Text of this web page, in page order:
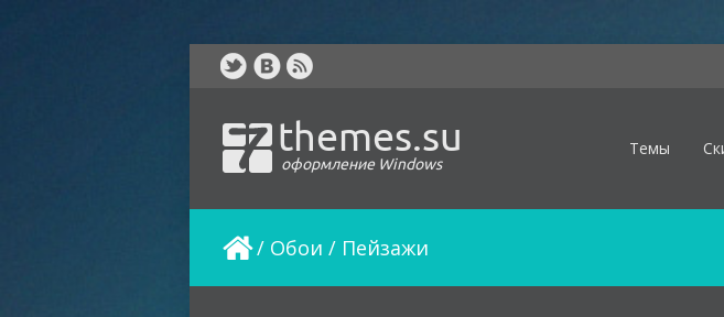
themes.su
оформление Windows
Темы
/ Обои / Пейзажи